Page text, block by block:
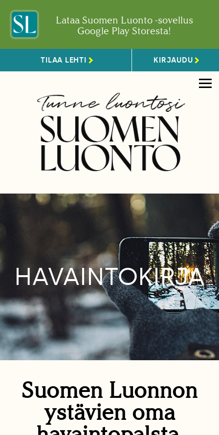
Lataa Suomen Luonto -sovellus
Google Play Storesta!
TILAA LEHTI KIRJAUDU
HAVAINTOKIRJA
Suomen Luonnon
ystävien oma